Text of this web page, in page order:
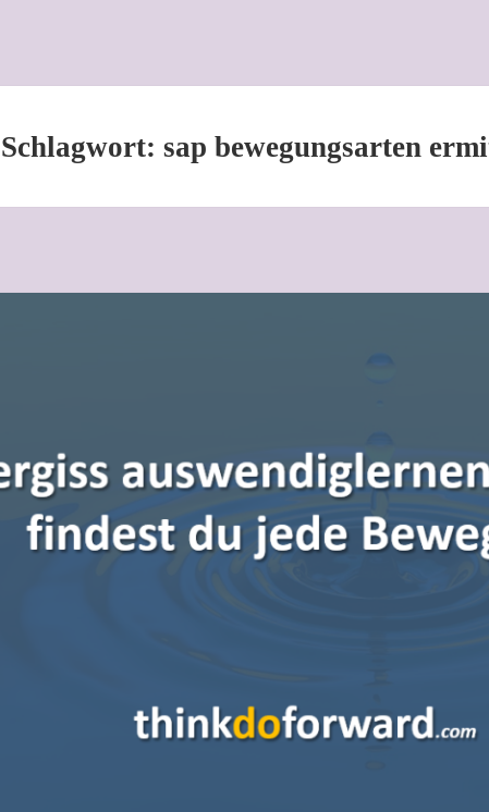
Schlagwort:sap bewegungsarten